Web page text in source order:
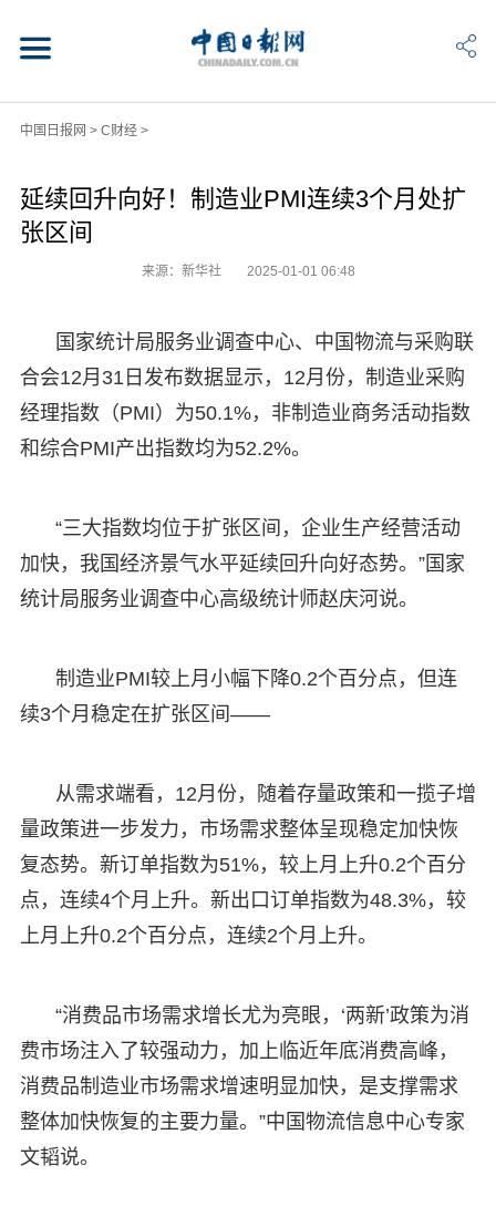
中国日报网 > C财经>
延续回升向好！制造业PMI连续3个月处扩
张区间
来源：新华社 2025-01-01 06:48
国家统计局服务业调查中心、中国物流与采购联
合会12月31日发布数据显示，12月份，制造业采购
经理指数（PMI）为50.1%，非制造业商务活动指数
和综合PMI产出指数均为52.2%。
“三大指数均位于扩张区间，企业生产经营活动
加快，我国经济景气水平延续回升向好态势。”国家
统计局服务业调查中心高级统计师赵庆河说。
制造业PMI较上月小幅下降0.2个百分点，但连
续3个月稳定在扩张区间——
从需求端看，12月份，随着存量政策和一揽子增
量政策进一步发力，市场需求整体呈现稳定加快恢
复态势。新订单指数为51%，较上月上升0.2个百分
点，连续4个月上升。新出口订单指数为48.3%，较
上月上升0.2个百分点，连续2个月上升。
“消费品市场需求增长尤为亮眼，‘两新’政策为消
费市场注入了较强动力，加上临近年底消费高峰，
消费品制造业市场需求增速明显加快，是支撑需求
整体加快恢复的主要力量。”中国物流信息中心专家
文韬说。